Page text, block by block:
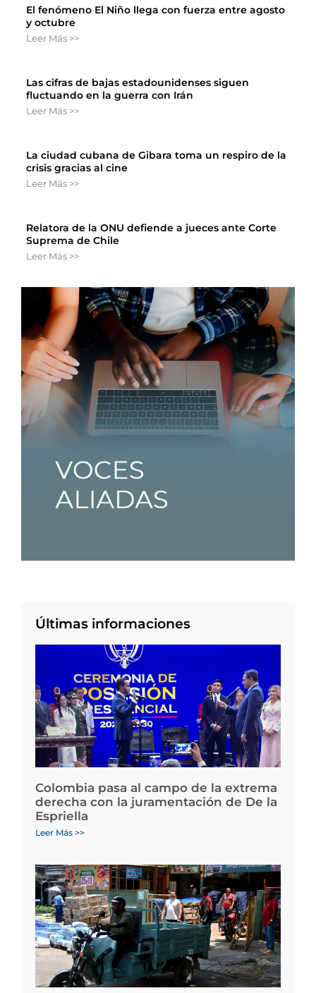
El fenómeno El Niño llega con fuerza entre agosto
y octubre
Leer Más >>
Las cifras de bajas estadounidenses siguen
fluctuando en la guerra con Irán
Leer Más >>
La ciudad cubana de Gibara toma un respiro de la
crisis gracias al cine
Leer Más >>
Relatora de la ONU defiende a jueces ante Corte
Suprema de Chile
Leer Más >>
Últimas informaciones
Colombia pasa al campo de la extrema
derecha con la juramentación de De la
Espriella
Leer Más >>